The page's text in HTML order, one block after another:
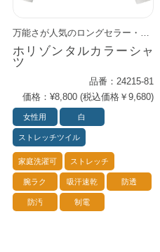
ホリゾンタルカラーシャ
ツ
品番：24215-81
価格：¥8,800 (税込価格￥9,680)
女性用 白
ストレッチツイル
家庭洗濯可 ストレッチ
腕ラク 吸汗速乾 防透
防汚 制電